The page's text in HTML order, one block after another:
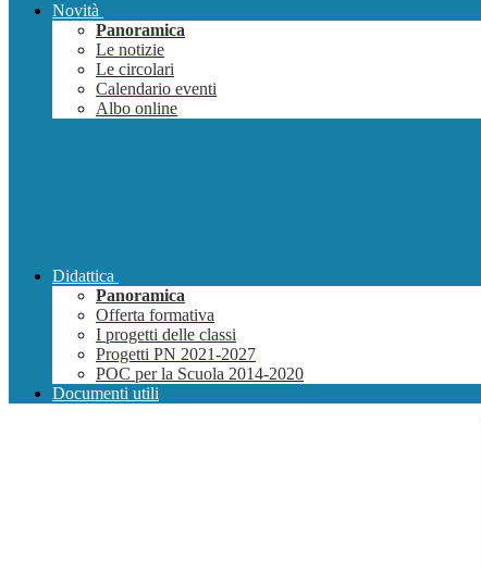
Novità
Panoramica
Le notizie
Le circolari
Calendario eventi
Albo online
Didattica
Panoramica
Offerta formativa
I progetti delle classi
Progetti PN 2021-2027
POC per la Scuola 2014-2020
Documenti utili